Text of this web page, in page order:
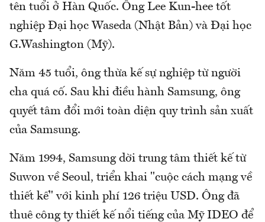
tên tuổi ở Hàn Quốc. Ông Lee Kun-hee tốt
nghiệp Ðại học Waseda (Nhật Bản) và Ðại học
G.Washington (Mỹ).
Năm 45 tuổi, ông thừa kế sự nghiệp từ người
cha quá cố. Sau khi điều hành Samsung, ông
quyết tâm đổi mới toàn diện quy trình sản xuất
của Samsung.
Năm 1994, Samsung dời trung tâm thiết kế từ
Suwon về Seoul, triển khai "cuộc cách mạng về
thiết kế" với kinh phí 126 triệu USD. Ông đã
thuê công ty thiết kế nổi tiếng của Mỹ IDEO để